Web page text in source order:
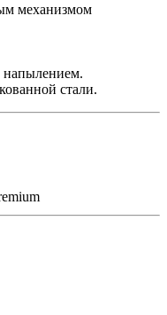
механизмом
стали.